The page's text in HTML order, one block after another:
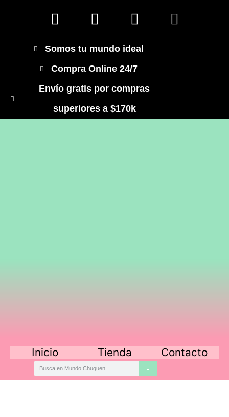
Somos tu mundo ideal
Compra Online 24/7
Envío gratis por compras
superiores a $170k
Inicio Tienda Contacto